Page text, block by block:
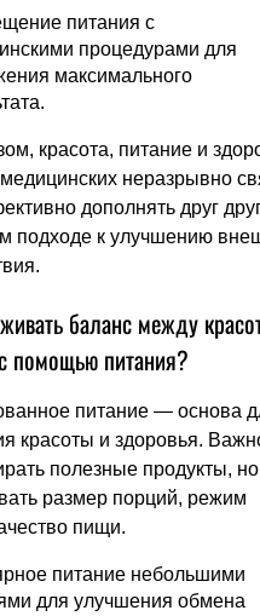
питания с
процедурами для
максимального
красота, питание и
медицинских неразрывно
дополнять друг
подходе к улучшению
баланс между
помощью питания?
питание — основа
красоты и здоровья.
полезные продукты,
размер порций, режим
пищи.
питание небольшими
для улучшения обмена